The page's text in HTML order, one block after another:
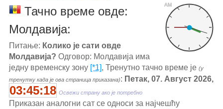
AM
Тачно време овде:
Молдавија:
Питање: Колико је сати овде
Молдавија? Одговор: Молдавија има
једну временску зону [*1], Тренутно тачно време је (у
тренутку када је ова страница приказана): Петак, 07. Август 2026,
03:45:18 Освежи страну ако је потребно
Приказан аналогни сат се односи за најчешћу